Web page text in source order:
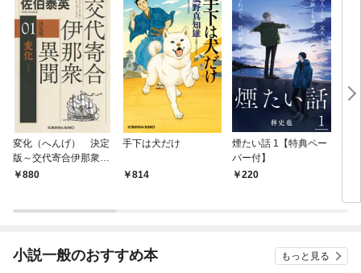
変化（へんげ） 決定
版～交代寄合伊那衆異
聞（1）～
880
手下は犬だけ
814
煙たい話 1【特典ペー
パー付】
220
小説一般のおすすめ本 もっと見る